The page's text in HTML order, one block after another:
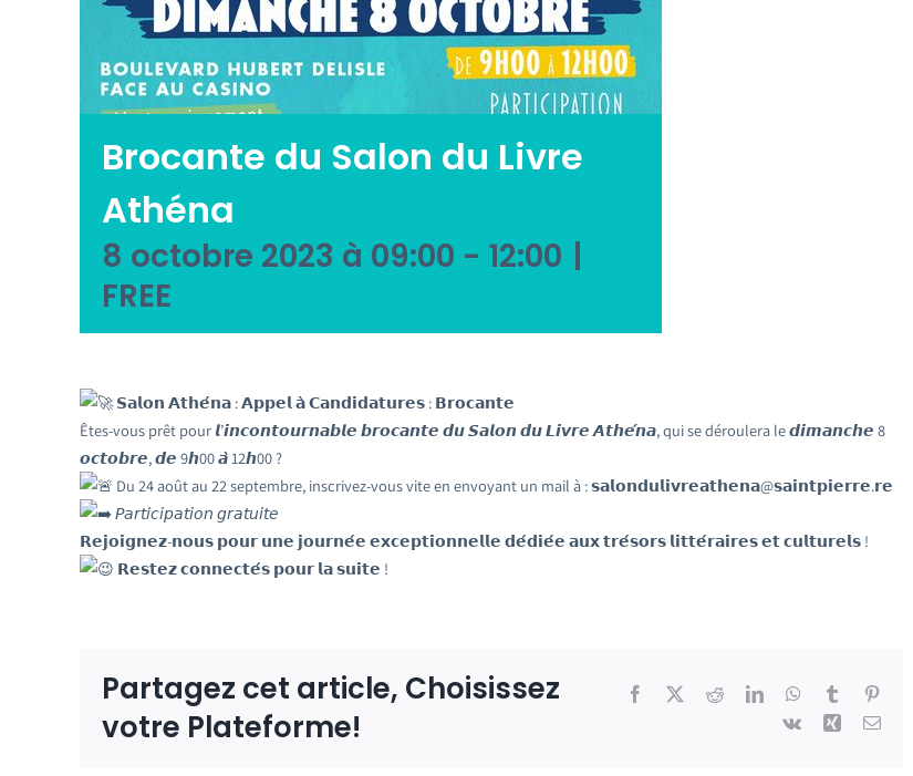
Brocante du Salon du Livre
Athéna
8 octobre 2023 à 09:00 - 12:00 |
FREE
𝗦𝗮𝗹𝗼𝗻 𝗔𝘁𝗵𝗲́𝗻𝗮 : 𝗔𝗽𝗽𝗲𝗹 𝗮̀ 𝗖𝗮𝗻𝗱𝗶𝗱𝗮𝘁𝘂𝗿𝗲𝘀 : 𝗕𝗿𝗼𝗰𝗮𝗻𝘁𝗲
Êtes-vous prêt pour 𝙡’𝙞𝙣𝙘𝙤𝙣𝙩𝙤𝙪𝙧𝙣𝙖𝙗𝙡𝙚 𝙗𝙧𝙤𝙘𝙖𝙣𝙩𝙚 𝙙𝙪 𝙎𝙖𝙡𝙤𝙣 𝙙𝙪 𝙇𝙞𝙫𝙧𝙚 𝘼𝙩𝙝𝙚́𝙣𝙖, qui se déroulera le 𝙙𝙞𝙢𝙖𝙣𝙘𝙝𝙚 8
𝙤𝙘𝙩𝙤𝙗𝙧𝙚, 𝙙𝙚 9𝙝00 𝙖̀ 12𝙝00 ?
Du 24 août au 22 septembre, inscrivez-vous vite en envoyant un mail à : 𝘀𝗮𝗹𝗼𝗻𝗱𝘂𝗹𝗶𝘃𝗿𝗲𝗮𝘁𝗵𝗲𝗻𝗮@𝘀𝗮𝗶𝗻𝘁𝗽𝗶𝗲𝗿𝗿𝗲.𝗿𝗲
𝘗𝘢𝘳𝘵𝘪𝘤𝘪𝘱𝘢𝘵𝘪𝘰𝘯 𝘨𝘳𝘢𝘵𝘶𝘪𝘵𝘦
𝗥𝗲𝗷𝗼𝗶𝗴𝗻𝗲𝘇-𝗻𝗼𝘂𝘀 𝗽𝗼𝘂𝗿 𝘂𝗻𝗲 𝗷𝗼𝘂𝗿𝗻𝗲́𝗲 𝗲𝘅𝗰𝗲𝗽𝘁𝗶𝗼𝗻𝗻𝗲𝗹𝗹𝗲 𝗱𝗲́𝗱𝗶𝗲́𝗲 𝗮𝘂𝘅 𝘁𝗿𝗲́𝘀𝗼𝗿𝘀 𝗹𝗶𝘁𝘁𝗲́𝗿𝗮𝗶𝗿𝗲𝘀 𝗲𝘁 𝗰𝘂𝗹𝘁𝘂𝗿𝗲𝗹𝘀 !
𝗥𝗲𝘀𝘁𝗲𝘇 𝗰𝗼𝗻𝗻𝗲𝗰𝘁𝗲́𝘀 𝗽𝗼𝘂𝗿 𝗹𝗮 𝘀𝘂𝗶𝘁𝗲 !
Partagez cet article, Choisissez
votre Plateforme!
Facebook RedditLinkedInWhatsApp
Tumblr
Vk
Xing Email